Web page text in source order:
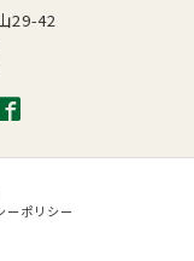
29-42
ーポリシー